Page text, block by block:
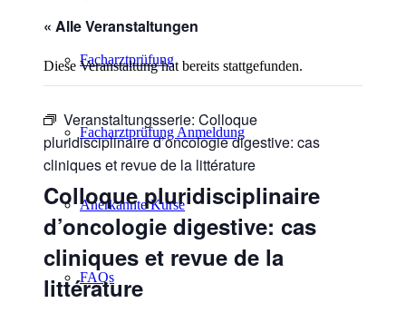
Facharztprüfung
Facharztprüfung Anmeldung
Anerkannte Kurse
FAQs
« Alle Veranstaltungen
Diese Veranstaltung hat bereits stattgefunden.
Veranstaltungsserie: Colloque
pluridisciplinaire d’oncologie digestive: cas
cliniques et revue de la littérature
Colloque pluridisciplinaire
d’oncologie digestive: cas
cliniques et revue de la
littérature